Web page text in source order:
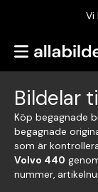
Vi
Bildelar
Köp begagnade
begagnade
som är
Volvo 440
nummer,